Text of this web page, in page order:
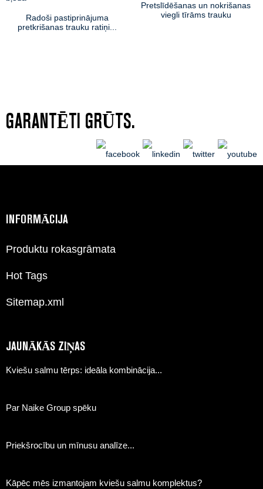
Radoši pastiprinājuma
pretkrišanas trauku ratiņi...
Pretslīdēšanas un nokrišanas
viegli tīrāms trauku
GARANTĒTI GRŪTS.
INFORMĀCIJA
Produktu rokasgrāmata
Hot Tags
Sitemap.xml
JAUNĀKĀS ZIŅAS
Kviešu salmu tērps: ideāla kombinācija...
Par Naike Group spēku
Priekšrocību un mīnusu analīze...
Kāpēc mēs izmantojam kviešu salmu komplektus?